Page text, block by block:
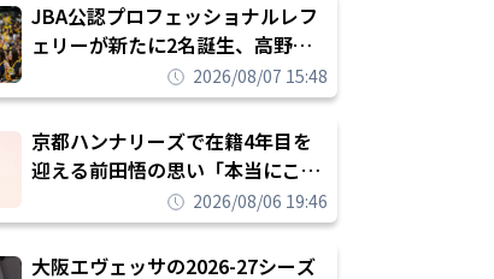
JBA公認プロフェッショナルレフ
ェリーが新たに2名誕生、高野晃
平は16年間続けた会社員生活に別
れを告げてプロ転向を決断
2026/08/07 15:48
京都ハンナリーズで在籍4年目を
迎える前田悟の思い「本当にこの
チームで勝ちたい、負けたまま舐
められたまま終わりたくない」
2026/08/06 19:46
大阪エヴェッサの2026-27シーズ